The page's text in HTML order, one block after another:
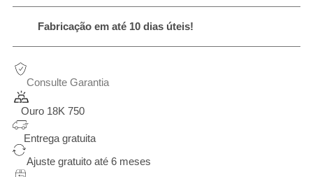
Fabricação em até 10 dias úteis!
Consulte Garantia
Ouro 18K 750
Entrega gratuita
Ajuste gratuito até 6 meses